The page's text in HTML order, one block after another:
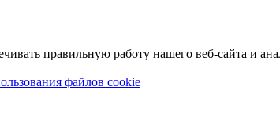
правильную работу нашего веб-сайта и
файлов cookie